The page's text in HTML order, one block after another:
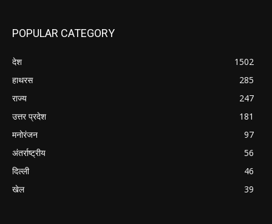
POPULAR CATEGORY
देश
1502
हाथरस
285
राज्य
247
उत्तर प्रदेश
181
मनोरंजन
97
अंतर्राष्ट्रीय
56
दिल्ली
46
खेल
39